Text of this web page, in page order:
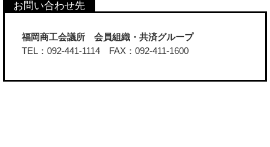
福岡商工会議所 会員組織・共済グループ
TEL：092-441-1114 FAX：092-411-1600